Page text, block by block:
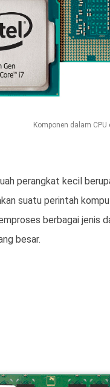
Komponen dalam
perangkat kecil
suatu perintah
berbagai jenis
besar.